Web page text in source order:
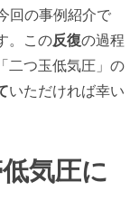
回の事例紹介で
。この反復の過程
二つ玉低気圧」の
いただければ幸い
気圧に